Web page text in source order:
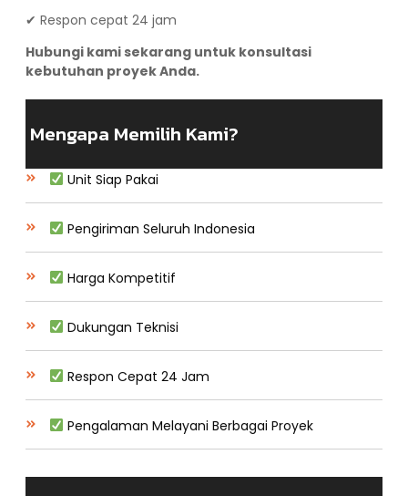
✔ Respon cepat 24 jam
Hubungi kami sekarang untuk konsultasi
kebutuhan proyek Anda.
Mengapa Memilih Kami?
Unit Siap Pakai
Pengiriman Seluruh Indonesia
Harga Kompetitif
Dukungan Teknisi
Respon Cepat 24 Jam
Pengalaman Melayani Berbagai Proyek